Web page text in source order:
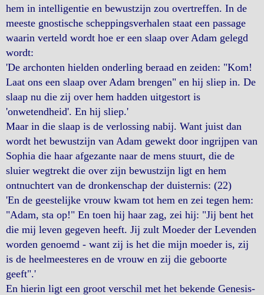
hem in intelligentie en bewustzijn zou overtreffen. In de
meeste gnostische scheppingsverhalen staat een passage
waarin verteld wordt hoe er een slaap over Adam gelegd
wordt:
'De archonten hielden onderling beraad en zeiden: "Kom!
Laat ons een slaap over Adam brengen" en hij sliep in. De
slaap nu die zij over hem hadden uitgestort is
'onwetendheid'. En hij sliep.'
Maar in die slaap is de verlossing nabij. Want juist dan
wordt het bewustzijn van Adam gewekt door ingrijpen van
Sophia die haar afgezante naar de mens stuurt, die de
sluier wegtrekt die over zijn bewustzijn ligt en hem
ontnuchtert van de dronkenschap der duisternis: (22)
'En de geestelijke vrouw kwam tot hem en zei tegen hem:
"Adam, sta op!" En toen hij haar zag, zei hij: "Jij bent het
die mij leven gegeven heeft. Jij zult Moeder der Levenden
worden genoemd - want zij is het die mijn moeder is, zij
is de heelmeesteres en de vrouw en zij die geboorte
geeft".'
En hierin ligt een groot verschil met het bekende Genesis-